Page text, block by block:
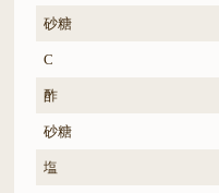
砂糖
C
酢
砂糖
塩